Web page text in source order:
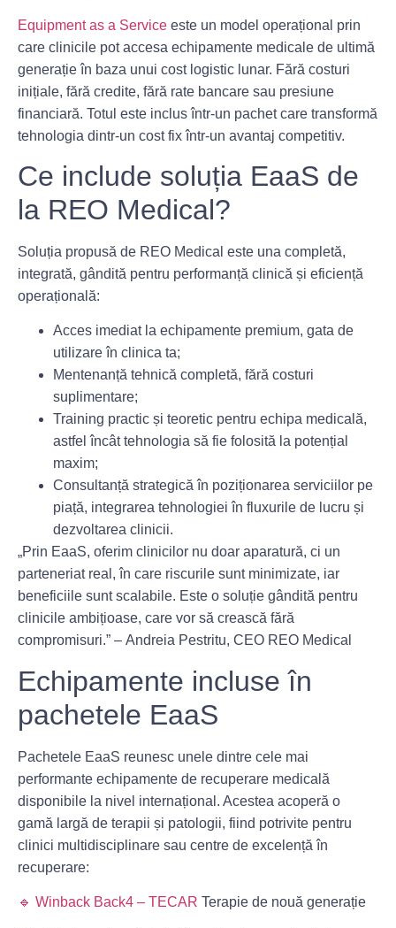
Equipment as a Service este un model operațional prin
care clinicile pot accesa echipamente medicale de ultimă
generație în baza unui cost logistic lunar. Fără costuri
inițiale, fără credite, fără rate bancare sau presiune
financiară. Totul este inclus într-un pachet care transformă
tehnologia dintr-un cost fix într-un avantaj competitiv.
Ce include soluția EaaS de
la REO Medical?
Soluția propusă de REO Medical este una completă,
integrată, gândită pentru performanță clinică și eficiență
operațională:
Acces imediat la echipamente premium, gata de
utilizare în clinica ta;
Mentenanță tehnică completă, fără costuri
suplimentare;
Training practic și teoretic pentru echipa medicală,
astfel încât tehnologia să fie folosită la potențial
maxim;
Consultanță strategică în poziționarea serviciilor pe
piață, integrarea tehnologiei în fluxurile de lucru și
dezvoltarea clinicii.
„Prin EaaS, oferim clinicilor nu doar aparatură, ci un
parteneriat real, în care riscurile sunt minimizate, iar
beneficiile sunt scalabile. Este o soluție gândită pentru
clinicile ambițioase, care vor să crească fără
compromisuri.” – Andreia Pestritu, CEO REO Medical
Echipamente incluse în
pachetele EaaS
Pachetele EaaS reunesc unele dintre cele mai
performante echipamente de recuperare medicală
disponibile la nivel internațional. Acestea acoperă o
gamă largă de terapii și patologii, fiind potrivite pentru
clinici multidisciplinare sau centre de excelență în
recuperare:
🔹 Winback Back4 – TECAR Terapie de nouă generație